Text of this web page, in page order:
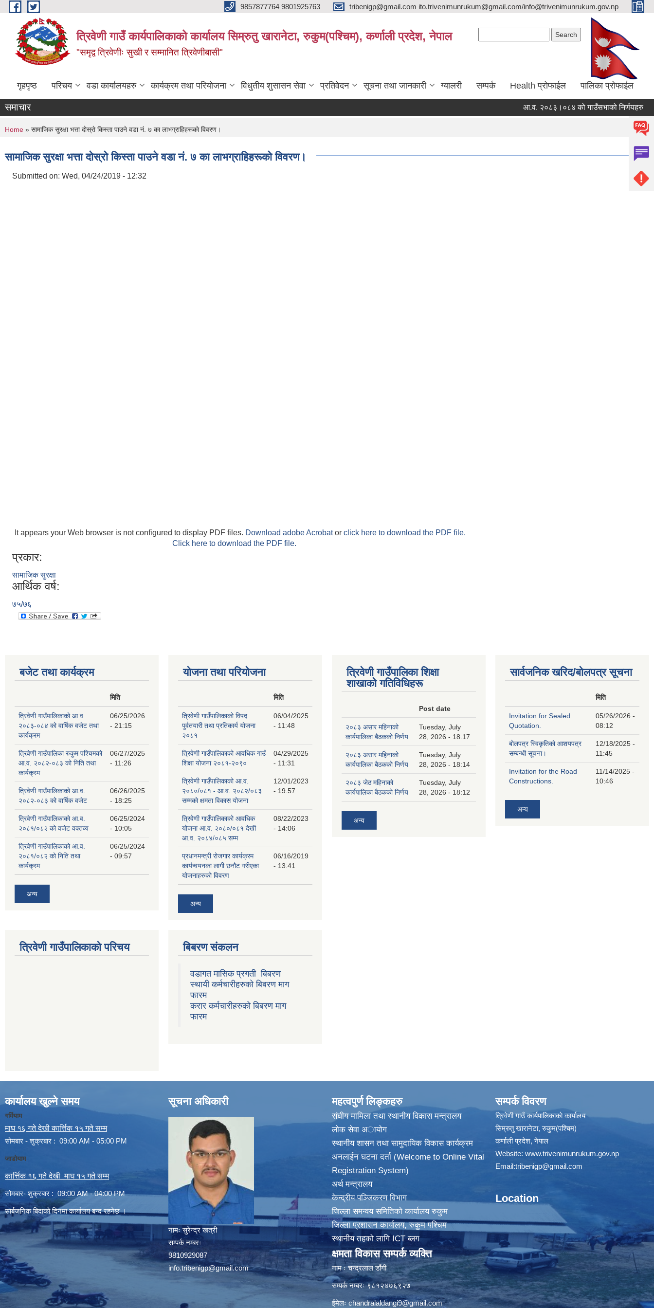
Skip to main content 9857877764 9801925763 tribenigp@gmail.com ito.trivenimunrukum@gmail.com/info@trivenimunrukum.gov.np
त्रिवेणी गाउँ कार्यपालिकाको कार्यालय सिम्रुतु खारानेटा, रुकुम(पश्‍चिम), कर्णाली प्रदेश, नेपाल
"समृद्व त्रिवेणीः सुखी र सम्मानित त्रिवेणीबासी"
गृहपृष्ठ परिचय वडा कार्यालयहरु कार्यक्रम तथा परियोजना विधुतीय शुसासन सेवा प्रतिवेदन सूचना तथा जानकारी ग्यालरी सम्पर्क Health प्रोफाईल पालिका प्रोफाईल
समाचार आ.व. २०८३।०८४ को गाउँसभाको निर्णयहरु
You are here
Home » सामाजिक सुरक्षा भत्ता दाेस्राे किस्ता पाउने वडा नं. ७ का लाभग्राहिहरूकाे विवरण।
सामाजिक सुरक्षा भत्ता दाेस्राे किस्ता पाउने वडा नं. ७ का लाभग्राहिहरूकाे विवरण।
Submitted on: Wed, 04/24/2019 - 12:32
It appears your Web browser is not configured to display PDF files. Download adobe Acrobator click here to download the PDF file.
Click here to download the PDF file.
प्रकार:
सामाजिक सुरक्षा
आर्थिक वर्ष:
७५/७६
बजेट तथा कार्यक्रम
मिति
त्रिवेणी गाउँपालिकाको आ.व.
२०८३-०८४ को वार्षिक वजेट तथा
कार्यक्रम
06/25/2026
- 21:15
त्रिवेणी गाउँपालिका रुकुम पश्‍चिमको
आ.व. २०८२-०८३ को निति तथा
कार्यक्रम
06/27/2025
- 11:26
त्रिवेणी गाउँपालिकाको आ.व.
२०८२-०८३ को वार्षिक वजेट
06/26/2025
- 18:25
त्रिवेणी गाउँपालिकाको आ.व.
२०८१/०८२ को वजेट वक्तव्य
06/25/2024
- 10:05
त्रिवेणी गाउँपालिकाको आ.व.
२०८१/०८२ को निति तथा
कार्यक्रम
06/25/2024
- 09:57
अन्य
योजना तथा परियोजना
मिति
त्रिवेणी गाउँपालिकाको विपद
पुर्वतयारी तथा प्रतिकार्य योजना
२०८१
06/04/2025
- 11:48
त्रिवेणी गाउँपालिकाको आवधिक गाउँ
शिक्षा योजना २०८१-२०९०
04/29/2025
- 11:31
त्रिवेणी गाउँपालिकाको आ.व.
२०८०/०८१ - आ.व. २०८२/०८३
सम्मको क्षमता विकास योजना
12/01/2023
- 19:57
त्रिवेणी गाउँपालिकाको आवधिक
योजना आ.व. २०८०/०८१ देखी
आ.व. २०८४/०८५ सम्म
08/22/2023
- 14:06
प्रधानमन्त्री रोजगार कार्यक्रम
कार्यन्वयनका लागी छनौट गरीएका
योजनाहरुको विवरण
06/16/2019
- 13:41
अन्य
त्रिवेणी गाउँपालिका शिक्षा
शाखाकाे गतिविधिहरू
Post date
२०८३ असार महिनाको
कार्यपालिका बैठकको निर्णय
Tuesday, July
28, 2026 - 18:17
२०८३ असार महिनाको
कार्यपालिका बैठकको निर्णय
Tuesday, July
28, 2026 - 18:14
२०८३ जेठ महिनाको
कार्यपालिका बैठकको निर्णय
Tuesday, July
28, 2026 - 18:12
अन्य
सार्वजनिक खरिद/बोलपत्र सूचना
मिति
Invitation for Sealed
Quotation.
05/26/2026 -
08:12
बोलपत्र स्विकृतिको आशयपत्र
सम्बन्धी सूचना।
12/18/2025 -
11:45
Invitation for the Road
Constructions.
11/14/2025 -
10:46
अन्य
त्रिवेणी गाउँपालिकाको परिचय बिबरण संकलन
वडागत मासिक प्रगती बिबरण
स्थायी कर्मचारीहरुको बिबरण माग
फारम
करार कर्मचारीहरुको बिबरण माग
फारम
कार्यालय खुल्ने समय
गर्मियाम
माघ १६ गते देखी कार्त्तिक १५ गते सम्म
सोमबार - शुक्रबार : 09:00 AM - 05:00 PM
जाडोयाम
कार्त्तिक १६ गते देखी माघ १५ गते सम्म
सोमबार- शुक्रबार : 09:00 AM - 04:00 PM
सार्बजनिक बिदाको दिनमा कार्यालय बन्द रहनेछ ।
सूचना अधिकारी
नामः सुरेन्द्र खत्री
सम्पर्क नम्बरः
9810929087
info.tribenigp@gmail.com
महत्वपुर्ण लिङ्कहरु
संघीय मामिला तथा स्थानीय विकास मन्त्रालय
लोक सेवा अायाेग
स्थानीय शासन तथा सामुदायिक विकास कार्यक्रम
अनलाईन घटना दर्ता (Welcome to Online Vital
Registration System)
अर्थ मन्त्रालय
केन्द्रीय पञ्जिकरण विभाग
जिल्ला समन्वय समितिको कार्यालय रुकुम
जिल्ला प्रशासन कार्यालय, रुकुम पश्चिम
स्थानीय तहको लागि ICT ब्लग
क्षमता विकास सम्पर्क व्यक्ति
नाम ः चन्द्रलाल डाँगी
सम्पर्क नम्बरः ९८१२४७६९२७
ईमेलःchandralaldangi9@gmail.com
सम्पर्क विवरण
त्रिवेणी गाउँ कार्यपालिकाकाे कार्यालय
सिम्रुतु खारानेटा, रुकुम(पश्‍चिम)
कर्णाली प्रदेश, नेपाल
Website: www.trivenimunrukum.gov.np
Email:tribenigp@gmail.com
Location